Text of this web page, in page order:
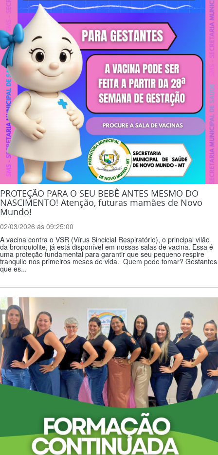
PROTEÇÃO PARA O SEU BEBÊ ANTES MESMO DO
NASCIMENTO! Atenção, futuras mamães de Novo
Mundo!
02/03/2026 ás 09:25:00
A vacina contra o VSR (Vírus Sincicial Respiratório), o principal vilão
da bronquiolite, já está disponível em nossas salas de vacina. Essa é
uma proteção fundamental para garantir que seu pequeno respire
tranquilo nos primeiros meses de vida. Quem pode tomar? Gestantes
que es...